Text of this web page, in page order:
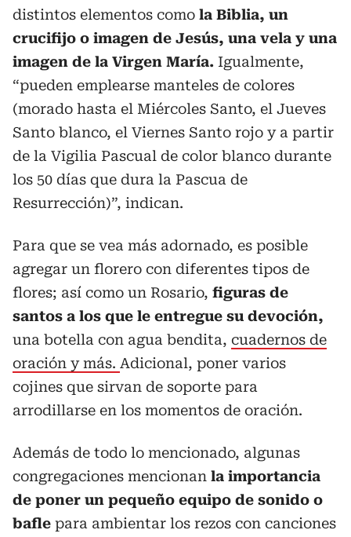
distintos elementos como la Biblia, un
crucifijo o imagen de Jesús, una vela y una
imagen de la Virgen María. Igualmente,
“pueden emplearse manteles de colores
(morado hasta el Miércoles Santo, el Jueves
Santo blanco, el Viernes Santo rojo y a partir
de la Vigilia Pascual de color blanco durante
los 50 días que dura la Pascua de
Resurrección)”, indican.
Para que se vea más adornado, es posible
agregar un florero con diferentes tipos de
flores; así como un Rosario, figuras de
santos a los que le entregue su devoción,
una botella con agua bendita, cuadernos de
oración y más. Adicional, poner varios
cojines que sirvan de soporte para
arrodillarse en los momentos de oración.
Además de todo lo mencionado, algunas
congregaciones mencionan la importancia
de poner un pequeño equipo de sonido o
bafle para ambientar los rezos con canciones